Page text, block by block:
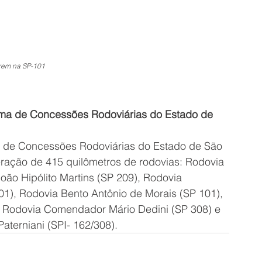
na SP-101
de Concessões Rodoviárias do Estado de
Concessões Rodoviárias do Estado de São
de 415 quilômetros de rodovias: Rodovia
Hipólito Martins (SP 209), Rodovia
Rodovia Bento Antônio de Morais (SP 101),
Comendador Mário Dedini (SP 308) e
(SPI- 162/308).